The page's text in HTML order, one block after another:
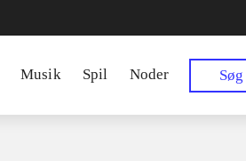
Musik Spil Noder Søg